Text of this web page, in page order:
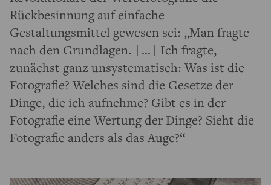
Rückbesinnung auf einfache
Gestaltungsmittel gewesen sei: „Man fragte
nach den Grundlagen. […] Ich fragte,
zunächst ganz unsystematisch: Was ist die
Fotografie? Welches sind die Gesetze der
Dinge, die ich aufnehme? Gibt es in der
Fotografie eine Wertung der Dinge? Sieht die
Fotografie anders als das Auge?“